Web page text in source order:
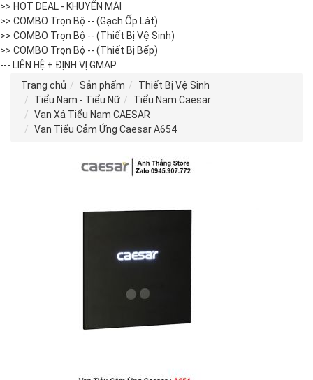
>> HOT DEAL - KHUYẾN MÃI
>> COMBO Trọn Bộ -- (Gạch Ốp Lát)
>> COMBO Trọn Bộ -- (Thiết Bị Vệ Sinh)
>> COMBO Trọn Bộ -- (Thiết Bị Bếp)
--- LIÊN HỆ + ĐỊNH VỊ GMAP
Trang chủ
Sản phẩm
Thiết Bị Vệ Sinh
Tiểu Nam - Tiểu Nữ
Tiểu Nam Caesar
Van Xả Tiểu Nam CAESAR
Van Tiểu Cảm Ứng Caesar A654